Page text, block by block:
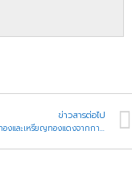
ข่าวสารต่อไป
รางวัลเหรียญทองและเหรียญทองแดงจากการแข่งขันซูเปอร์จิ๋วเจาะโลกพระคัมภีร์ ระดับประเทศ